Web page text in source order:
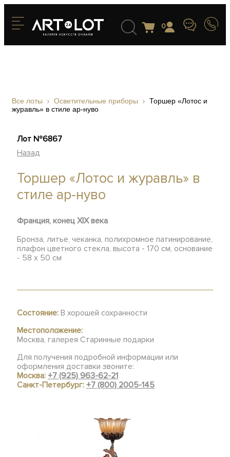
0
Все лоты Осветительные приборы
Торшер «Лотос и
журавль» в стиле ар-нуво
Лот №6867
Назад
Торшер «Лотос и журавль» в
стиле ар-нуво
Франция, конец XIX века
Бронза, литье, чеканка, полихромное патинирование,
плафон цветного стекла, высота - 170 см, основание
- 58 х 50 см
Состояние: В хорошей сохранности
Местоположение:
Москва, галерея Старинные подарки
Для получения подробной информации или
оформления доставки звоните:
Москва:+7 (925) 963-62-21
Санкт-Петербург:+7 (800) 2005-145